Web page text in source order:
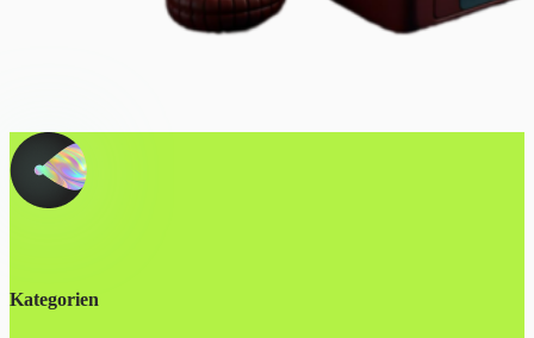
Kategorien